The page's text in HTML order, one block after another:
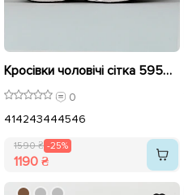
Кросівки чоловічі сітка 595408 Бежеві розпродаж
0
414243444546
1590 ₴ -25%
1190 ₴